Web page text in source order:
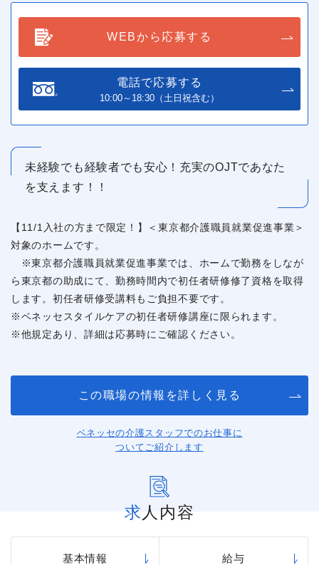
WEBから応募する
電話で応募する
10:00～18:30（土日祝含む）
未経験でも経験者でも安心！充実のOJTであなた
を支えます！！
【11/1入社の方まで限定！】＜東京都介護職員就業促進事業＞
対象のホームです。
※東京都介護職員就業促進事業では、ホームで勤務をしなが
ら東京都の助成にて、勤務時間内で初任者研修修了資格を取得
します。初任者研修受講料もご負担不要です。
※ベネッセスタイルケアの初任者研修講座に限られます。
※他規定あり、詳細は応募時にご確認ください。
この職場の情報を詳しく見る
ベネッセの介護スタッフでのお仕事に
ついてご紹介します
求人内容
基本情報 給与